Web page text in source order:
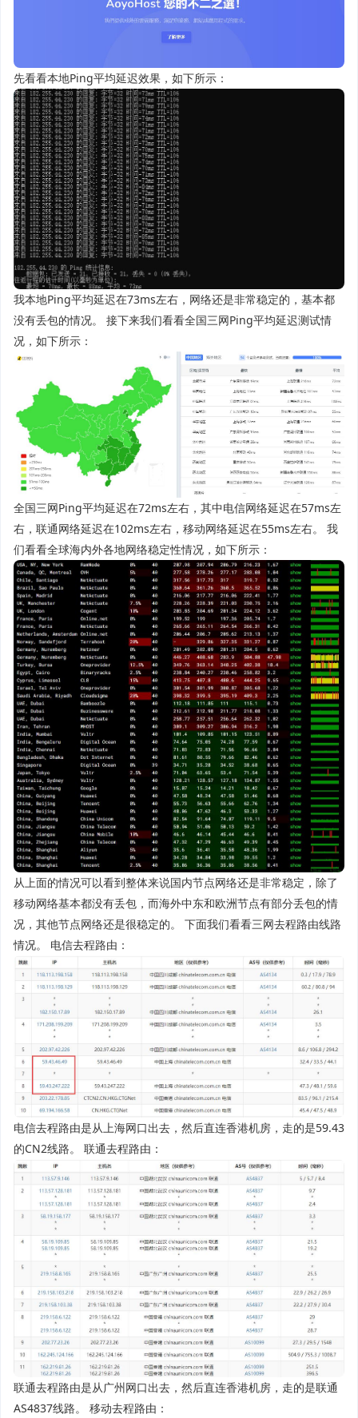
先看看本地Ping平均延迟效果，如下所示：
我本地Ping平均延迟在73ms左右，网络还是非常稳定的，基本都
没有丢包的情况。 接下来我们看看全国三网Ping平均延迟测试情
况，如下所示：
全国三网Ping平均延迟在72ms左右，其中电信网络延迟在57ms左
右，联通网络延迟在102ms左右，移动网络延迟在55ms左右。 我
们看看全球海内外各地网络稳定性情况，如下所示：
从上面的情况可以看到整体来说国内节点网络还是非常稳定，除了
移动网络基本都没有丢包，而海外中东和欧洲节点有部分丢包的情
况，其他节点网络还是很稳定的。 下面我们看看三网去程路由线路
情况。 电信去程路由：
电信去程路由是从上海网口出去，然后直连香港机房，走的是59.43
的CN2线路。 联通去程路由：
联通去程路由是从广州网口出去，然后直连香港机房，走的是联通
AS4837线路。 移动去程路由：